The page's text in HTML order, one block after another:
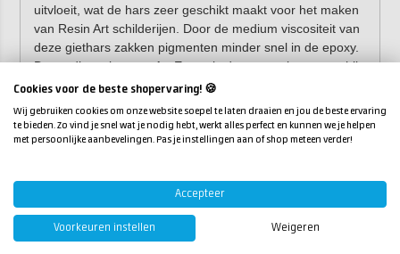
uitvloeit, wat de hars zeer geschikt maakt voor het maken
van Resin Art schilderijen. Door de medium viscositeit van
deze giethars zakken pigmenten minder snel in de epoxy.
De medium visceuze Art Epoxy is daarom ook erg geschikt
als je gaat werken met alcohol inkten (zoals
een föhn of
kun je de plaatsing van de pigmenten
beïnvloeden.
RESION UV Resin Art Epoxy LV
viscositeit) of deRESION UV Resin Art Epoxy HV
(hoge viscositeit).
Cookies voor de beste shopervaring! 🍪
Wij gebruiken cookies om onze website soepel te laten draaien en jou de beste ervaring
te bieden. Zo vind je snel wat je nodig hebt, werkt alles perfect en kunnen we je helpen
met persoonlijke aanbevelingen. Pas je instellingen aan of shop meteen verder!
Accepteer
Voorkeuren instellen Weigeren